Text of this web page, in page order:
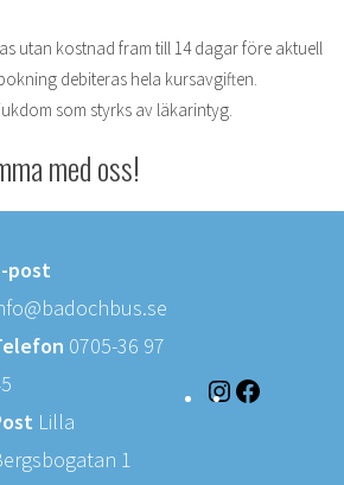
utan kostnad fram till 14 dagar före aktuell
debiteras hela kursavgiften.
som styrks av läkarintyg.
med oss!
post
0705-36 97
Lilla
1
Instagram